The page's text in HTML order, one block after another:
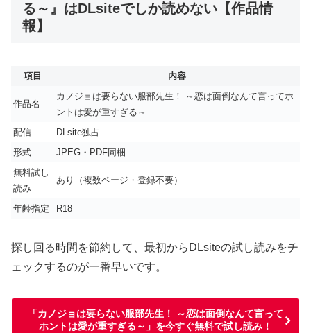
る～』はDLsiteでしか読めない【作品情
報】
項目 内容
作品名
カノジョは要らない服部先生！ ～恋は面倒なんて言ってホ
ントは愛が重すぎる～
配信
DLsite独占
形式
JPEG・PDF同梱
無料試し
読み
あり（複数ページ・登録不要）
年齢指定 R18
探し回る時間を節約して、最初からDLsiteの試し読みをチ
ェックするのが一番早いです。
「カノジョは要らない服部先生！ ～恋は面倒なんて言って
ホントは愛が重すぎる～」を今すぐ無料で試し読み！